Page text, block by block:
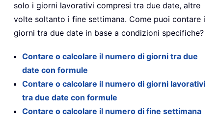
solo i giorni lavorativi compresi tra due date, altre
volte soltanto i fine settimana. Come puoi contare i
giorni tra due date in base a condizioni specifiche?
Contare o calcolare il numero di giorni tra due
date con formule
Contare o calcolare il numero di giorni lavorativi
tra due date con formule
Contare o calcolare il numero di fine settimana